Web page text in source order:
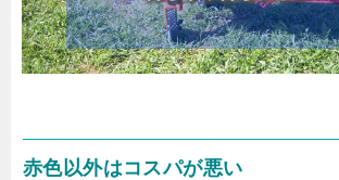
赤色以外はコスパが悪い